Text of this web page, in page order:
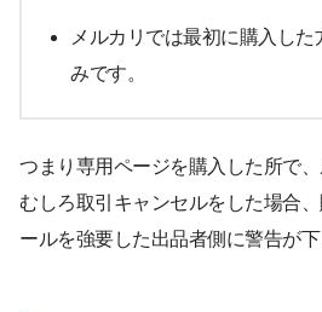
メルカリでは最初に購入した
みです。
つまり専用ページを購入した所で、
むしろ取引キャンセルをした場合
ールを強要した出品者側に警告が下